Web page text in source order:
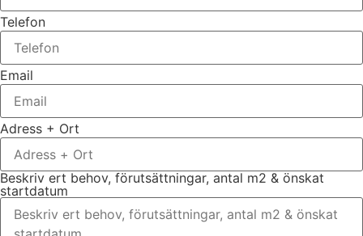
Telefon
Email
Adress + Ort
Beskriv ert behov, förutsättningar, antal m2 & önskat
startdatum